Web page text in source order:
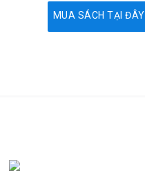
MUA SÁCH TẠI ĐÂY